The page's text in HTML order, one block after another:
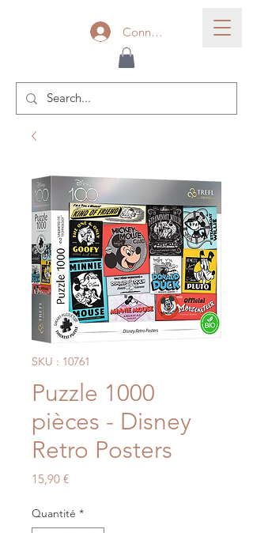
Connexion
SKU : 10761
Puzzle 1000
pièces - Disney
Retro Posters
15,90 €Prix
Quantité *